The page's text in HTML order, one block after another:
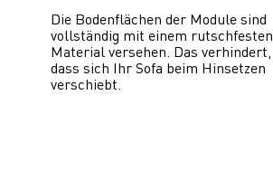
Die Bodenflächen der Module sind
vollständig mit einem rutschfesten
Material versehen. Das verhindert,
dass sich Ihr Sofa beim Hinsetzen
verschiebt.